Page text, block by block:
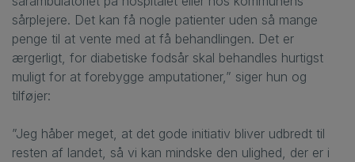
sårplejere. Det kan få nogle patienter uden så mange
penge til at vente med at få behandlingen. Det er
ærgerligt, for diabetiske fodsår skal behandles hurtigst
muligt for at forebygge amputationer,” siger hun og
tilføjer:
”Jeg håber meget, at det gode initiativ bliver udbredt til
resten af landet, så vi kan mindske den ulighed, der er i